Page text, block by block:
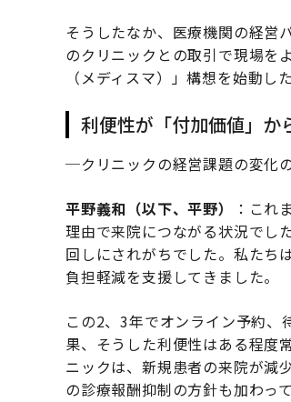
そうしたなか、医療機関の経営
のクリニックとの取引で現場を
（メディスマ）」構想を始動し
利便性が「付加価値」か
─クリニックの経営課題の変化
平野義和（以下、平野）
：これ
理由で来院につながる状況でし
回しにされがちでした。私たち
負担軽減を支援してきました。
この2、3年でオンライン予約
果、そうした利便性はある程度
ニックは、新規患者の来院が減
の診療報酬抑制の方針も加わっ